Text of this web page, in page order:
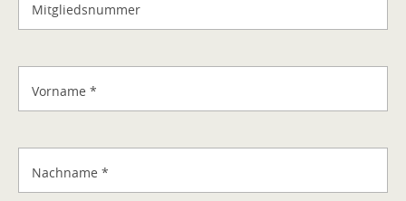
Mitgliedsnummer
Vorname *
Nachname *